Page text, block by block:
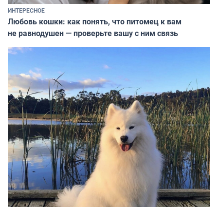
ИНТЕРЕСНОЕ
Любовь кошки: как понять, что питомец к вам
не равнодушен — проверьте вашу с ним связь